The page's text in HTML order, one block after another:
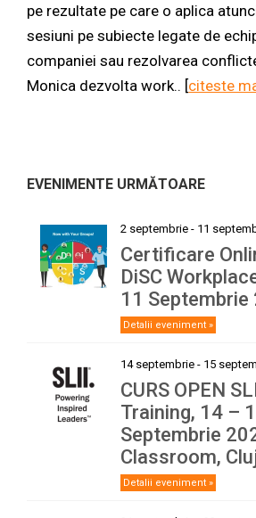
pe rezultate pe care o aplica
sesiuni pe subiecte legate de
companiei sau rezolvarea
Monica dezvolta work.. [citeste
EVENIMENTE URMĂTOARE
2 septembrie - 11
Certificare
DiSC
11 Septembrie
Detalii eveniment »
14 septembrie - 15
CURS OPEN
Training, 14 –
Septembrie
Classroom,
Detalii eveniment »